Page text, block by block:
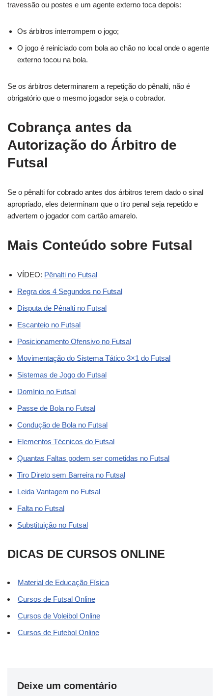
travessão ou postes e um agente externo toca depois:
Os árbitros interrompem o jogo;
O jogo é reiniciado com bola ao chão no local onde o agente
externo tocou na bola.
Se os árbitros determinarem a repetição do pênalti, não é
obrigatório que o mesmo jogador seja o cobrador.
Cobrança antes da
Autorização do Árbitro de
Futsal
Se o pênalti for cobrado antes dos árbitros terem dado o sinal
apropriado, eles determinam que o tiro penal seja repetido e
advertem o jogador com cartão amarelo.
Mais Conteúdo sobre Futsal
VÍDEO: Pênalti no Futsal
Regra dos 4 Segundos no Futsal
Disputa de Pênalti no Futsal
Escanteio no Futsal
Posicionamento Ofensivo no Futsal
Movimentação do Sistema Tático 3×1 do Futsal
Sistemas de Jogo do Futsal
Domínio no Futsal
Passe de Bola no Futsal
Condução de Bola no Futsal
Elementos Técnicos do Futsal
Quantas Faltas podem ser cometidas no Futsal
Tiro Direto sem Barreira no Futsal
Leida Vantagem no Futsal
Falta no Futsal
Substituição no Futsal
DICAS DE CURSOS ONLINE
Material de Educação Física
Cursos de Futsal Online
Cursos de Voleibol Online
Cursos de Futebol Online
Deixe um comentário